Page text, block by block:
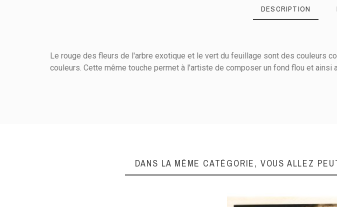
DESCRIPTION
Le rouge des fleurs de l'arbre exotique et le vert du feuillage sont des couleurs
couleurs. Cette même touche permet à l'artiste de composer un fond flou et ainsi
DANS LA MÊME CATÉGORIE, VOUS ALLEZ